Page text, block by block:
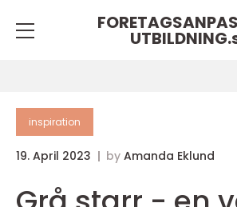
UTBILDNING.
inspiration
19. April 2023 by Amanda Eklund